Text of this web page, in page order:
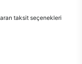
taksit seçenekleri